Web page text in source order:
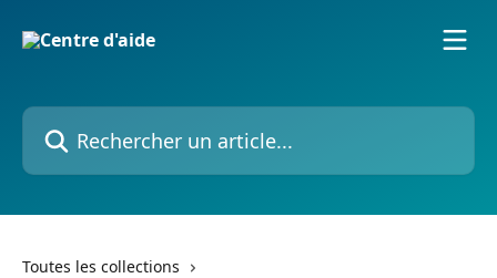
Rechercher un article...
Toutes les collections